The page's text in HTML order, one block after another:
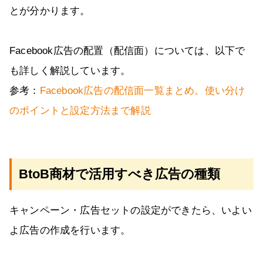
とが分かります。
Facebook広告の配置（配信面）については、以下で
も詳しく解説しています。
参考： Facebook広告の配信面一覧まとめ。使い分け
のポイントと設定方法まで解説
BtoB商材で活用すべき広告の種類
キャンペーン・広告セットの設定ができたら、いよい
よ広告の作成を行います。